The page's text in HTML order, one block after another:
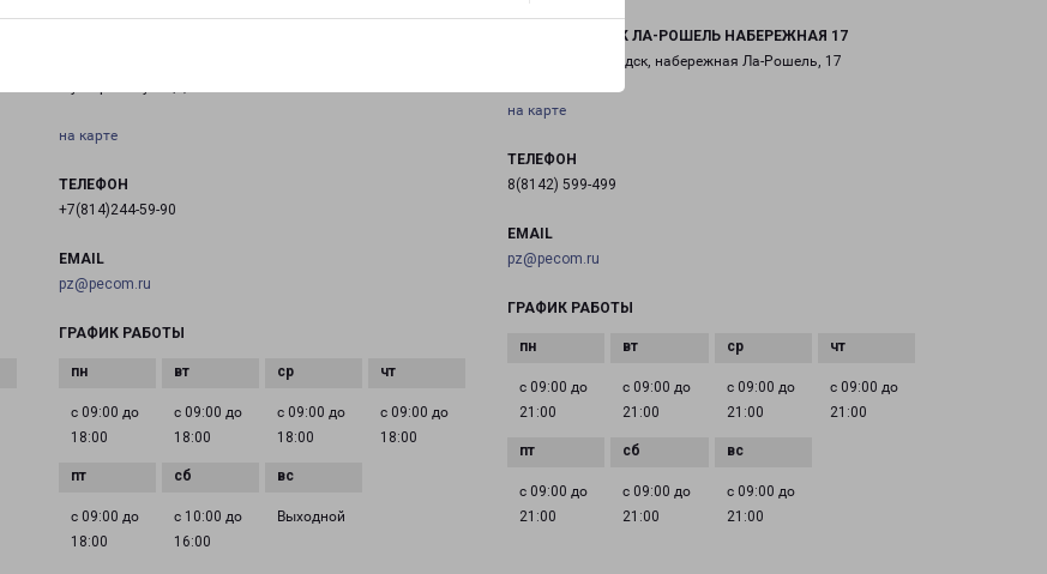
на карте
ТЕЛЕФОН
+7(814)244-59-90
EMAIL
pz@pecom.ru
ГРАФИК РАБОТЫ
с 09:00 до
18:00
с 09:00 до
18:00
с 09:00 до
18:00
с 09:00 до
18:00
с 09:00 до
18:00
с 10:00 до
16:00
Выходной
ПЕТРОЗАВОДСК ЛА-РОШЕЛЬ НАБЕРЕЖНАЯ 17
город Петрозаводск, набережная Ла-Рошель, 17
на карте
ТЕЛЕФОН
8(8142) 599-499
EMAIL
pz@pecom.ru
ГРАФИК РАБОТЫ
с 09:00 до
21:00
с 09:00 до
21:00
с 09:00 до
21:00
с 09:00 до
21:00
с 09:00 до
21:00
с 09:00 до
21:00
с 09:00 до
21:00